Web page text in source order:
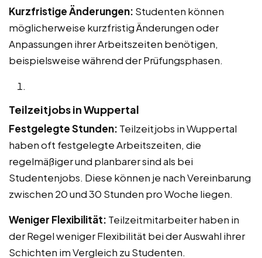
Kurzfristige Änderungen: Studenten können
möglicherweise kurzfristig Änderungen oder
Anpassungen ihrer Arbeitszeiten benötigen,
beispielsweise während der Prüfungsphasen.
Teilzeitjobs in Wuppertal
Festgelegte Stunden: Teilzeitjobs in Wuppertal
haben oft festgelegte Arbeitszeiten, die
regelmäßiger und planbarer sind als bei
Studentenjobs. Diese können je nach Vereinbarung
zwischen 20 und 30 Stunden pro Woche liegen.
Weniger Flexibilität: Teilzeitmitarbeiter haben in
der Regel weniger Flexibilität bei der Auswahl ihrer
Schichten im Vergleich zu Studenten.